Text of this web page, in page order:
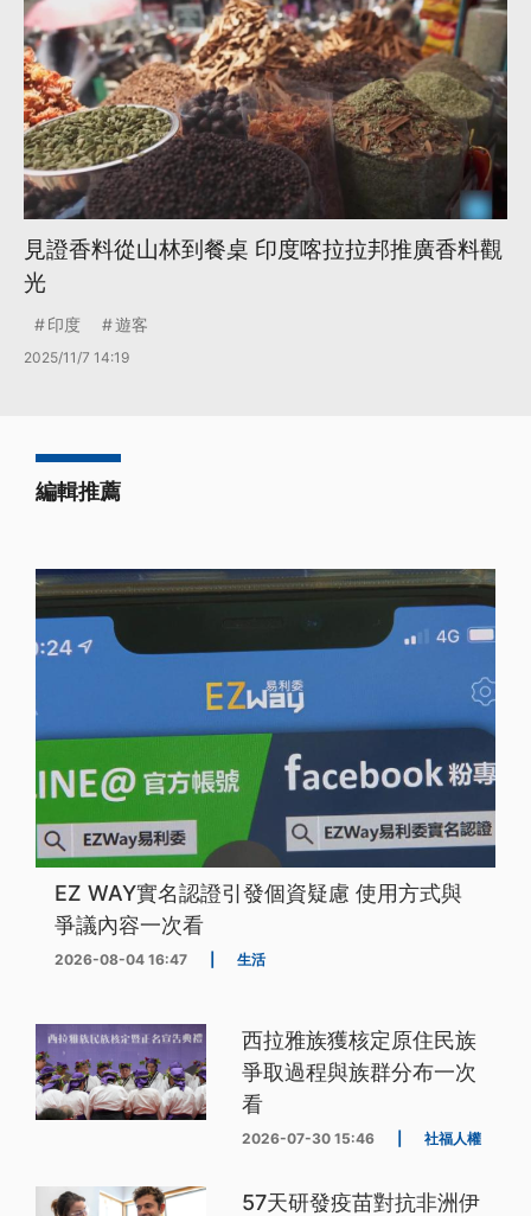
見證香料從山林到餐桌 印度喀拉拉邦推廣香料觀
光
印度 遊客
2025/11/7 14:19
編輯推薦
EZ WAY實名認證引發個資疑慮 使用方式與
爭議內容一次看
2026-08-04 16:47 生活
西拉雅族獲核定原住民族
爭取過程與族群分布一次
看
2026-07-30 15:46 社福人權
57天研發疫苗對抗非洲伊